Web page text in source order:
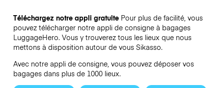
Téléchargez notre appli gratuite Pour plus de facilité, vous
pouvez télécharger notre appli de consigne à bagages
LuggageHero. Vous y trouverez tous les lieux que nous
mettons à disposition autour de vous Sikasso.
Avec notre appli de consigne, vous pouvez déposer vos
bagages dans plus de 1000 lieux.